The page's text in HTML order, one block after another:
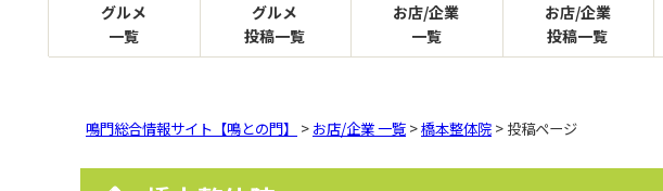
グルメ
一覧
グルメ
投稿一覧
お店/企業
一覧
お店/企業
投稿一覧
鳴門総合情報サイト【鳴との門】 > お店/企業 一覧 >橋本整体院 > 投稿ページ